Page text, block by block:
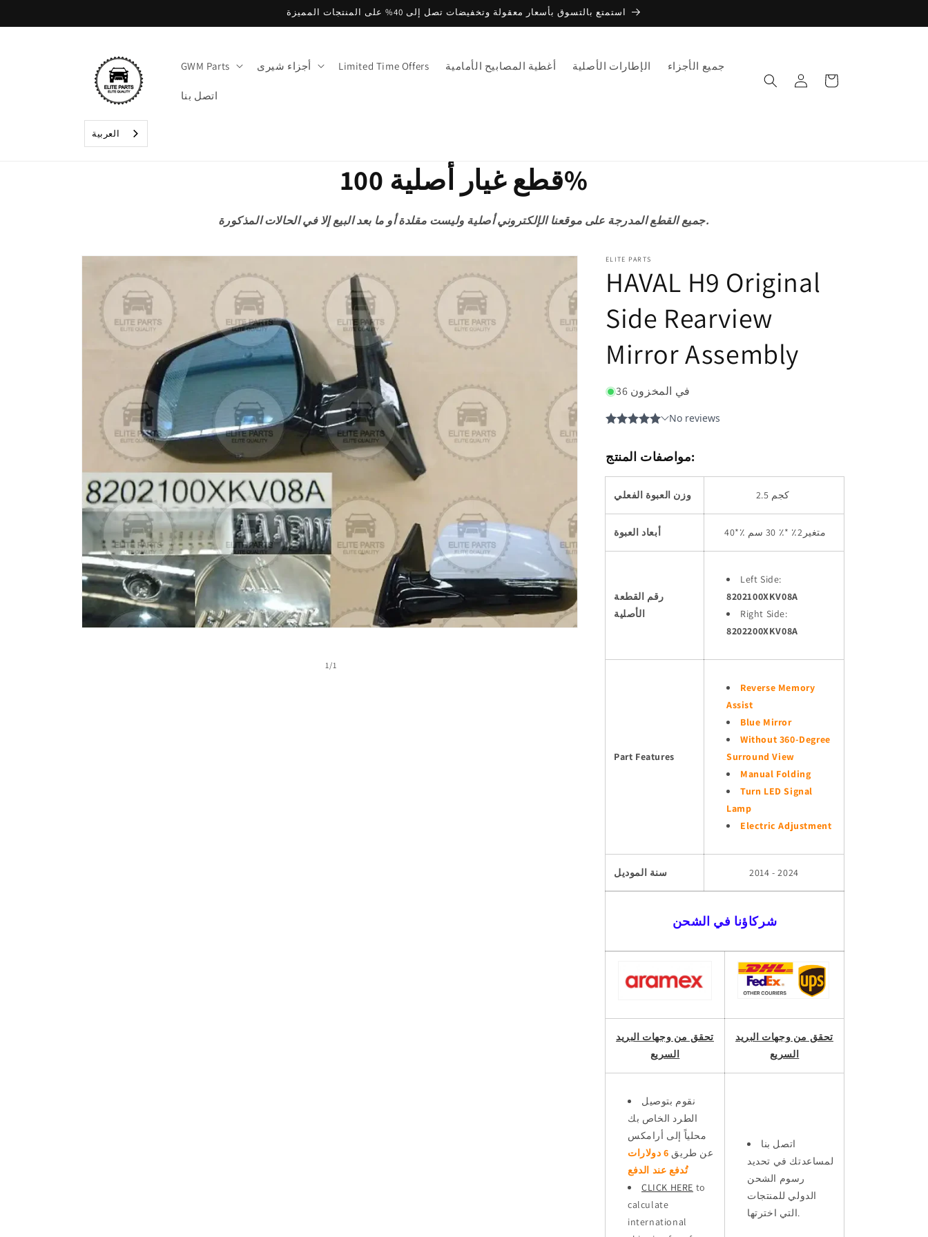
المحتوى
استمتع بالتسوق بأسعار معقولة وتخفيضات تصل إلى 40% على المنتجات المميزة
GWM Parts أجزاء شيرى Limited Time Offers أغطية المصابيح الأمامية الإطارات الأصلية جميع الأجزاء
اتصل بنا
الدخول
التسوق
العربية‏
قطع غيار أصلية 100%
جميع القطع المدرجة على موقعنا الإلكتروني أصلية وليست مقلدة أو ما بعد البيع إلا في الحالات المذكورة.
معلومات
المنتج
1 /لـ1
ELITE PARTS
HAVAL H9 Original
Side Rearview
Mirror Assembly
36 في المخزون
مواصفات المنتج:
وزن العبوة الفعلي
أبعاد العبوة 40 *٪ متغير2٪ *٪ 30 سم
رقم القطعة
الأصلية
Left Side:
8202100XKV08A
Right Side:
8202200XKV08A
Part Features
Reverse Memory
Assist
Blue Mirror
Without 360-Degree
Surround View
Manual Folding
Turn LED Signal
Lamp
Electric Adjustment
سنة الموديل 2014 - 2024
شركاؤنا في الشحن
تحقق من وجهات البريد
السريع
تحقق من وجهات البريد
السريع
نقوم بتوصيل
الطرد الخاص بك
محلياً إلى أرامكس
عن طريق 6 دولارات
تُدفع عند الدفع
CLICK HERE to
calculate
international
اتصل بنا
لمساعدتك في تحديد
رسوم الشحن
الدولي للمنتجات
التي اخترتها.